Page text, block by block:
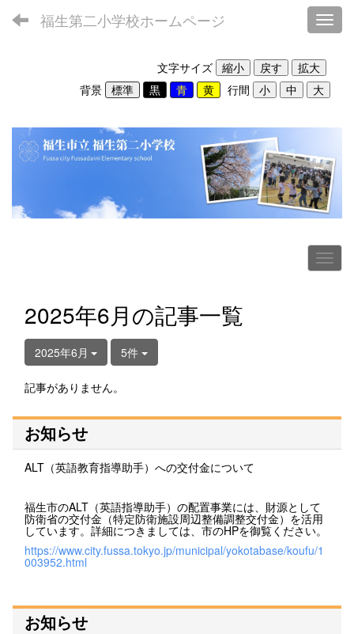
福生第二小学校ホームページ
文字サイズ
背景
行間
2025年6月の記事一覧
2025年6月 5件
記事がありません。
お知らせ
ALT（英語教育指導助手）への交付金について
福生市のALT（英語指導助手）の配置事業には、財源として
防衛省の交付金（特定防衛施設周辺整備調整交付金）を活用
しています。詳細につきましては、市のHPを御覧ください。
https://www.city.fussa.tokyo.jp/municipal/yokotabase/koufu/1
003952.html
お知らせ